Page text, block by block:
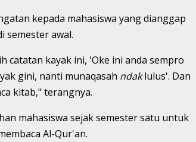
kepada mahasiswa yang dianggap
semester awal.
catatan kayak ini, 'Oke ini anda sempro
gini, nanti munaqasah ndaklulus'. Dan
kitab," terangnya.
mahasiswa sejak semester satu untuk
Al-Qur'an.